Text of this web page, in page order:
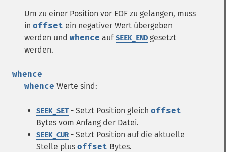
Um zu einer Position vor EOF zu gelangen, muss
in offset ein negativer Wert übergeben
werden und whence aufSEEK_END gesetzt
werden.
whence
whence Werte sind:
SEEK_SET - Setzt Position gleich offset
Bytes vom Anfang der Datei.
SEEK_CUR- Setzt Position auf die aktuelle
Stelle plus offset Bytes.